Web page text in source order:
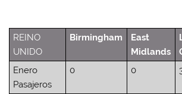
REINO
UNIDO
Birmingham
East
Midlands
Enero
Pasajeros
0 0